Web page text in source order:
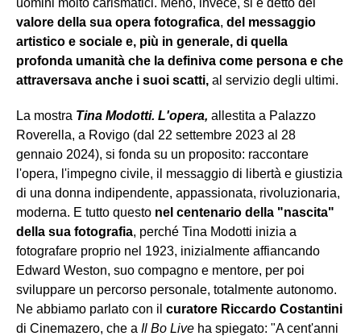
valore della sua opera fotografica, del messaggio
artistico e sociale e, più in generale, di quella
profonda umanità che la definiva come persona e che
attraversava anche i suoi scatti, al servizio degli ultimi.
La mostra Tina Modotti. L'opera, allestita a Palazzo
Roverella, a Rovigo (dal 22 settembre 2023 al 28
gennaio 2024), si fonda su un proposito: raccontare
l'opera, l'impegno civile, il messaggio di libertà e giustizia
di una donna indipendente, appassionata, rivoluzionaria,
moderna. E tutto questo nel centenario della "nascita"
della sua fotografia, perché Tina Modotti inizia a
fotografare proprio nel 1923, inizialmente affiancando
Edward Weston, suo compagno e mentore, per poi
sviluppare un percorso personale, totalmente autonomo.
Ne abbiamo parlato con il curatore Riccardo Costantini
di Cinemazero, che a Il Bo Live ha spiegato: "A cent'anni